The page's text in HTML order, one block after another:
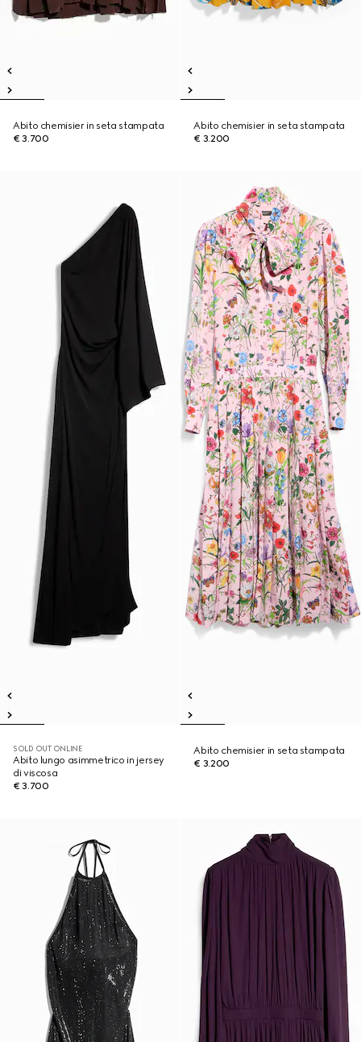
Abito chemisier in seta stampata
€ 3.700
Abito chemisier in seta stampata
€ 3.200
SOLD OUT ONLINE
Abito lungo asimmetrico in jersey
di viscosa
€ 3.700
Abito chemisier in seta stampata
€ 3.200